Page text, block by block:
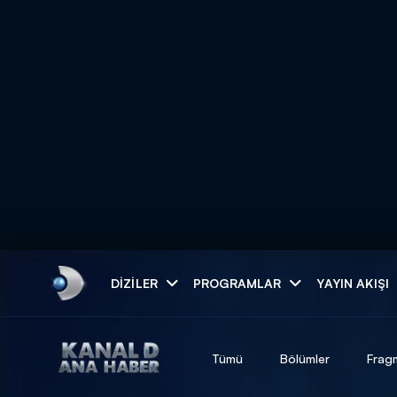
DIZILER PROGRAMLAR YAYIN AKIŞI
Tümü Bölümler